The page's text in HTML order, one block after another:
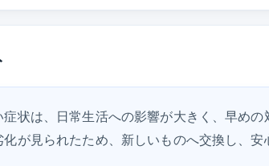
状は、日常生活への影響が大きく、早めの
が見られたため、新しいものへ交換し、